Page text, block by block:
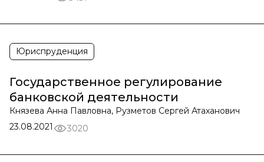
Юриспруденция
Государственное регулирование
банковской деятельности
Князева Анна Павловна, Рузметов Сергей Атаханович
23.08.2021
3020